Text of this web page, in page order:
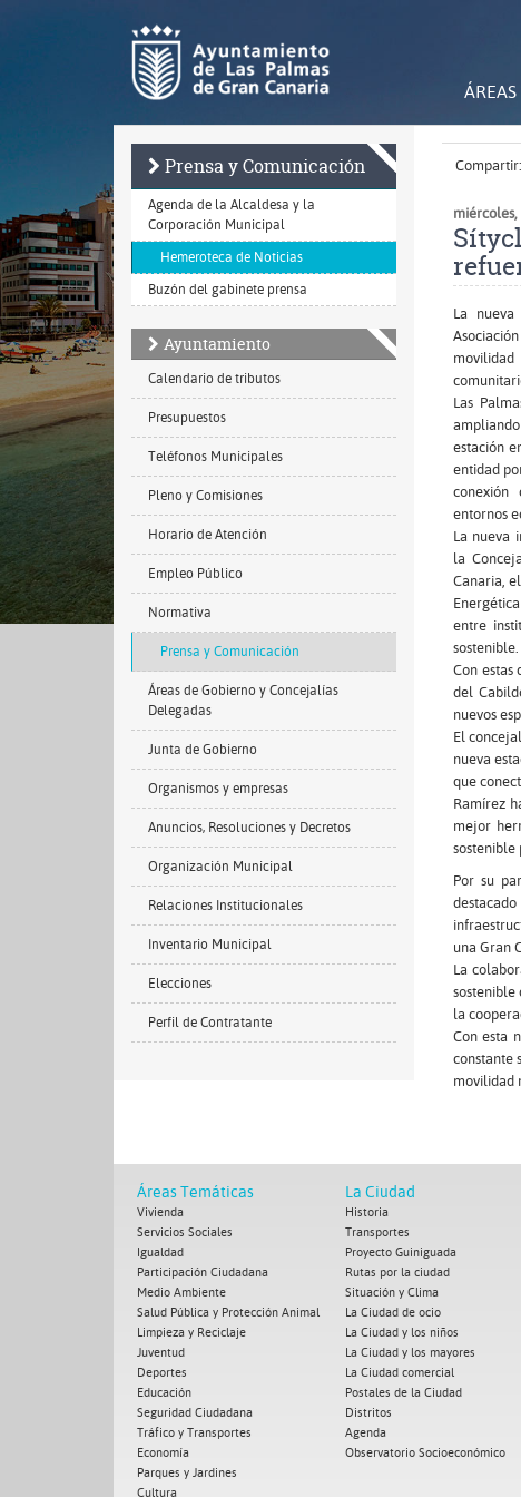
página
Prensa y Comunicación
Agenda de la Alcaldesa y la
Corporación Municipal
Hemeroteca de Noticias
Buzón del gabinete prensa
Ayuntamiento
Calendario de tributos
Presupuestos
Teléfonos Municipales
Pleno y Comisiones
Horario de Atención
Empleo Público
Normativa
Prensa y Comunicación
Áreas de Gobierno y Concejalías
Delegadas
Junta de Gobierno
Organismos y empresas
Anuncios, Resoluciones y Decretos
Organización Municipal
Relaciones Institucionales
Inventario Municipal
Elecciones
Perfil de Contratante
Compartir:
La
Las
estación
entidad
conexión
entornos
La nueva
la
Canaria,
entre
sostenible.
Con
del
nuevos
El
nueva
que
Ramírez
mejor
sostenible
Por su
una Gran
La
sostenible
la
Con esta
constante
movilidad
Áreas Temáticas
Vivienda
Servicios Sociales
Igualdad
Participación Ciudadana
Medio Ambiente
Salud Pública y Protección Animal
Limpieza y Reciclaje
Juventud
Deportes
Educación
Seguridad Ciudadana
Tráfico y Transportes
Economía
Parques y Jardines
Cultura
La Ciudad
Historia
Transportes
Proyecto Guiniguada
Rutas por la ciudad
Situación y Clima
La Ciudad de ocio
La Ciudad y los niños
La Ciudad y los mayores
La Ciudad comercial
Postales de la Ciudad
Distritos
Agenda
Observatorio Socioeconómico